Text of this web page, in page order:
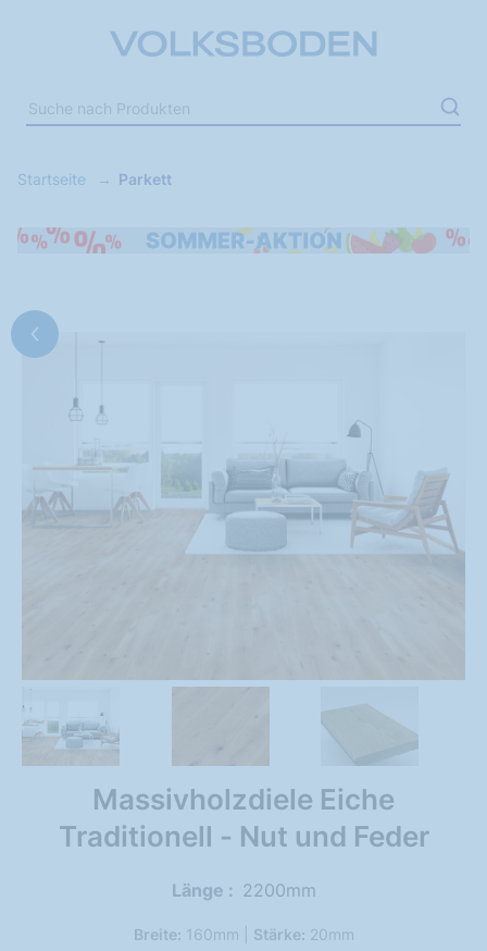
Startseite Parkett
Massivholzdiele Eiche
Traditionell - Nut und Feder
Länge 2200mm
Breite: 160mm | Stärke: 20mm